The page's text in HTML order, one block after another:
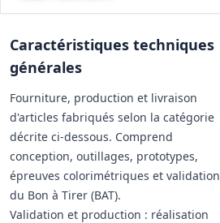
Caractéristiques techniques
générales
Fourniture, production et livraison
d'articles fabriqués selon la catégorie
décrite ci‑dessous. Comprend
conception, outillages, prototypes,
épreuves colorimétriques et validation
du Bon à Tirer (BAT).
Validation et production : réalisation